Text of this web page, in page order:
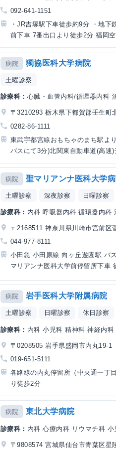
092-641-1151
・JR吉塚駅下車徒歩約9分 ・地下
前下車 7番出口より徒歩2分 福岡空
病院 獨協医科大学病院
土曜診察
診療科： 心臓・血管内科/循環器内科
〒3210293 栃木県下都賀郡壬生町
0282-86-1111
東武宇都宮線おもちゃのまち駅よ
バスにて3分)北関東自動車道(高速)
病院 聖マリアンナ医科大学
土曜診察 深夜診察 日曜診察
診療科： 内科 呼吸器内科 循環器内科
〒2168511 神奈川県川崎市宮前区
044-977-8111
小田急 小田原線 向ヶ丘遊園駅 バ
マリアンナ医科大学前停留所下車
病院 岩手医科大学附属病院
土曜診察 日曜診察 休日診察
診療科： 内科 小児科 精神科 神経内
〒0208505 岩手県盛岡市内丸19-1
019-651-5111
各路線の内丸停留所（中央通一丁
り徒歩2分
病院 東北大学病院
診療科： 内科 心療内科 リウマチ科
〒9808574 宮城県仙台市青葉区星